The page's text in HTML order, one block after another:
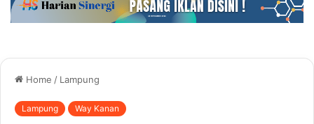
Home / Lampung
Lampung Way Kanan